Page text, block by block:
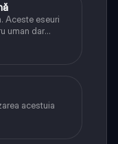
Aceste eseuri
uman dar
acestuia